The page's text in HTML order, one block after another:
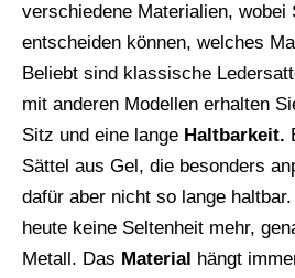
verschiedene Materialien, wobei
entscheiden können, welches
Beliebt sind klassische
mit anderen Modellen erhalten
Sitz und eine lange Haltbarkeit.
Sättel aus Gel, die besonders
dafür aber nicht so lange
heute keine Seltenheit mehr,
Metall. Das Material hängt